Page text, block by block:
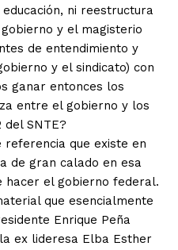
ni reestructura
y el magisterio
de entendimiento y
y el sindicato) con
ganar entonces los
entre el gobierno y los
del SNTE?
referencia que existe en
de gran calado en esa
hacer el gobierno federal.
que esencialmente
Enrique Peña
ex lideresa Elba Esther